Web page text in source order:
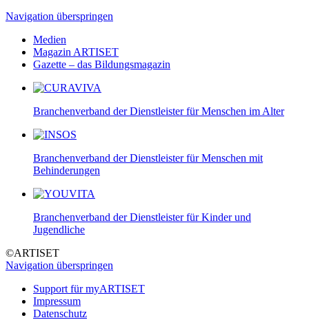
Navigation überspringen
Medien
Magazin ARTISET
Gazette – das Bildungsmagazin
Branchenverband der Dienstleister für Menschen im Alter
Branchenverband der Dienstleister für Menschen mit
Behinderungen
Branchenverband der Dienstleister für Kinder und
Jugendliche
©ARTISET
Navigation überspringen
Support für myARTISET
Impressum
Datenschutz